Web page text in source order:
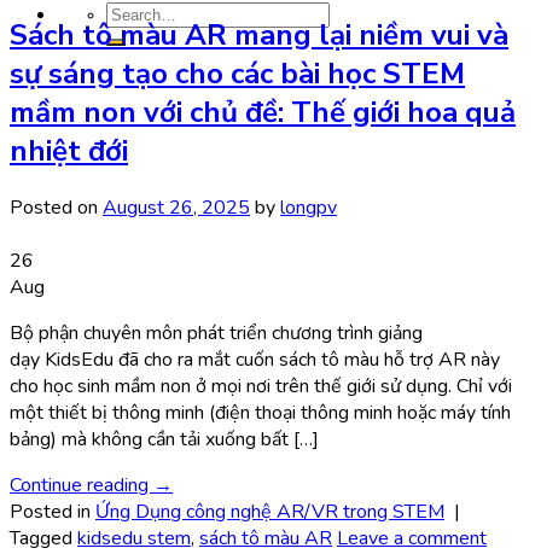
Search
for:
Sách tô màu AR mang lại niềm vui và
sự sáng tạo cho các bài học STEM
mầm non với chủ đề: Thế giới hoa quả
nhiệt đới
Posted on August 26, 2025 bylongpv
26
Aug
Bộ phận chuyên môn phát triển chương trình giảng
dạy KidsEdu đã cho ra mắt cuốn sách tô màu hỗ trợ AR này
cho học sinh mầm non ở mọi nơi trên thế giới sử dụng. Chỉ với
một thiết bị thông minh (điện thoại thông minh hoặc máy tính
bảng) mà không cần tải xuống bất […]
Continue reading →
Posted in Ứng Dụng công nghệ AR/VR trong STEM |
Tagged kidsedu stem, sách tô màu AR Leave a comment